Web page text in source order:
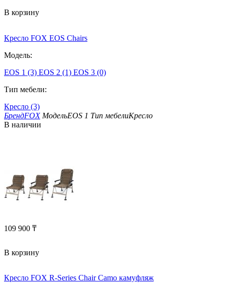
В корзину
Кресло FOX EOS Chairs
Модель:
EOS 1 (3) EOS 2 (1) EOS 3 (0)
Тип мебели:
Кресло (3)
БрендFOX МодельEOS 1 Тип мебелиКресло
В наличии
109 900 ₸
В корзину
Кресло FOX R-Series Chair Camo камуфляж